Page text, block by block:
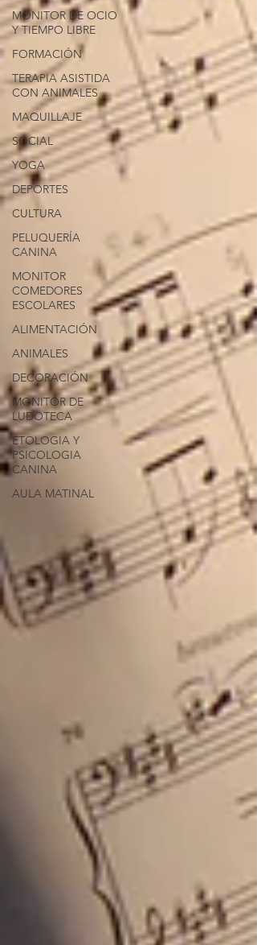
MONITOR DE OCIO
Y TIEMPO LIBRE
FORMACIÓN
TERAPIA ASISTIDA
CON ANIMALES
MAQUILLAJE
SOCIAL
YOGA
DEPORTES
CULTURA
PELUQUERÍA
CANINA
MONITOR
COMEDORES
ESCOLARES
ALIMENTACIÓN
ANIMALES
DECORACIÓN
MONITOR DE
LUDOTECA
ETOLOGIA Y
PSICOLOGIA
CANINA
AULA MATINAL